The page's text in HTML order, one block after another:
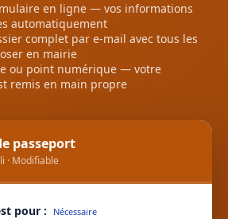
en ligne — vos informations
automatiquement
complet par e-mail avec tous les
en mairie
ou point numérique — votre
remis en main propre
passeport
· Modifiable
pour : Nécessaire